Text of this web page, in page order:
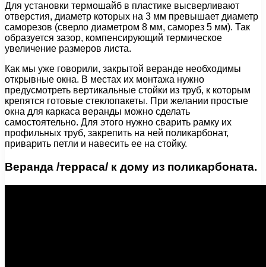
Для установки термошайб в пластике высверливают
отверстия, диаметр которых на 3 мм превышает диаметр
саморезов (сверло диаметром 8 мм, саморез 5 мм). Так
образуется зазор, компенсирующий термическое
увеличение размеров листа.
Как мы уже говорили, закрытой веранде необходимы
открывные окна. В местах их монтажа нужно
предусмотреть вертикальные стойки из труб, к которым
крепятся готовые стеклопакеты. При желании простые
окна для каркаса веранды можно сделать
самостоятельно. Для этого нужно сварить рамку их
профильных труб, закрепить на ней поликарбонат,
приварить петли и навесить ее на стойку.
Веранда /терраса/ к дому из поликарбоната.